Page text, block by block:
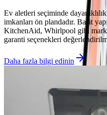
Ev aletleri seçiminde
imkanları ön plandadır. Basit
KitchenAid, Whirlpool gibi
garanti seçenekleri
Daha fazla bilgi edinin